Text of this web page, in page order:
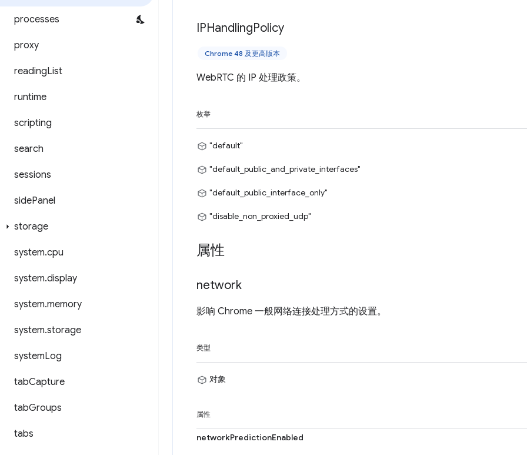
processes
proxy
readingList
runtime
scripting
search
sessions
sidePanel
storage
system.cpu
system.display
system.memory
system.storage
systemLog
tabCapture
tabGroups
tabs
IPHandlingPolicy
Chrome 48 及更高版本
WebRTC 的 IP 处理政策。
枚举
"default"
"default_public_and_private_interfaces"
"default_public_interface_only"
"disable_non_proxied_udp"
属性
network
影响 Chrome 一般网络连接处理方式的设置。
类型
对象
属性
networkPredictionEnabled